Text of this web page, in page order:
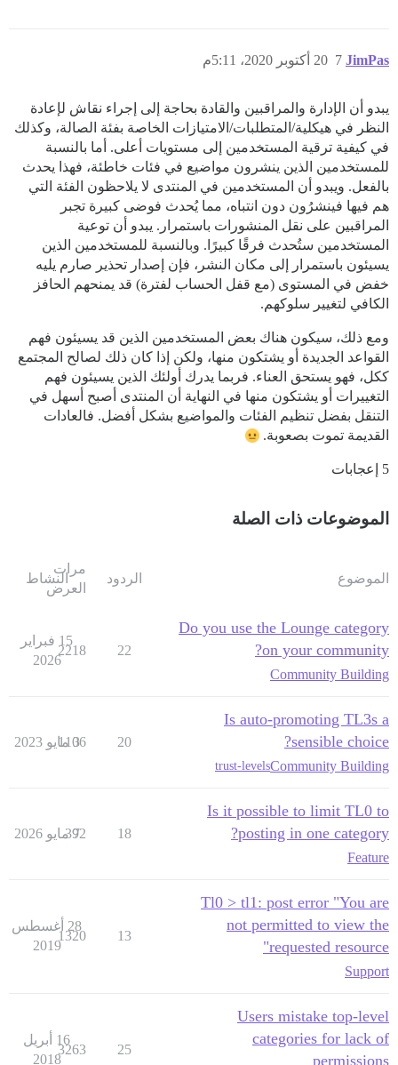
JimPas 20 أكتوبر 2020، 5:11م 7
يبدو أن الإدارة والمراقبين والقادة بحاجة إلى إجراء نقاش لإعادة
النظر في هيكلية/المتطلبات/الامتيازات الخاصة بفئة الصالة، وكذلك
في كيفية ترقية المستخدمين إلى مستويات أعلى. أما بالنسبة
للمستخدمين الذين ينشرون مواضيع في فئات خاطئة، فهذا يحدث
بالفعل. ويبدو أن المستخدمين في المنتدى لا يلاحظون الفئة التي
هم فيها فينشرُون دون انتباه، مما يُحدث فوضى كبيرة تجبر
المراقبين على نقل المنشورات باستمرار. يبدو أن توعية
المستخدمين ستُحدث فرقًا كبيرًا. وبالنسبة للمستخدمين الذين
يسيئون باستمرار إلى مكان النشر، فإن إصدار تحذير صارم يليه
خفض في المستوى (مع قفل الحساب لفترة) قد يمنحهم الحافز
الكافي لتغيير سلوكهم.
ومع ذلك، سيكون هناك بعض المستخدمين الذين قد يسيئون فهم
القواعد الجديدة أو يشتكون منها، ولكن إذا كان ذلك لصالح المجتمع
ككل، فهو يستحق العناء. فربما يدرك أولئك الذين يسيئون فهم
التغييرات أو يشتكون منها في النهاية أن المنتدى أصبح أسهل في
التنقل بفضل تنظيم الفئات والمواضيع بشكل أفضل. فالعادات
القديمة تموت بصعوبة.
5 إعجابات
الموضوعات ذات الصلة
الموضوع الردود
مرات
العرض
النشاط
Do you use the Lounge category
on your community?
Community Building
22
2218
15 فبراير
2026
Is auto-promoting TL3s a
sensible choice?
Community Building
trust-levels
20
1106
3 مايو 2023
Is it possible to limit TL0 to
posting in one category?
Feature
18
392
7 مايو 2026
Tl0 > tl1: post error "You are
not permitted to view the
requested resource"
Support
13
1320
28 أغسطس
2019
Users mistake top-level
categories for lack of
permissions
25
3263
16 أبريل
2018